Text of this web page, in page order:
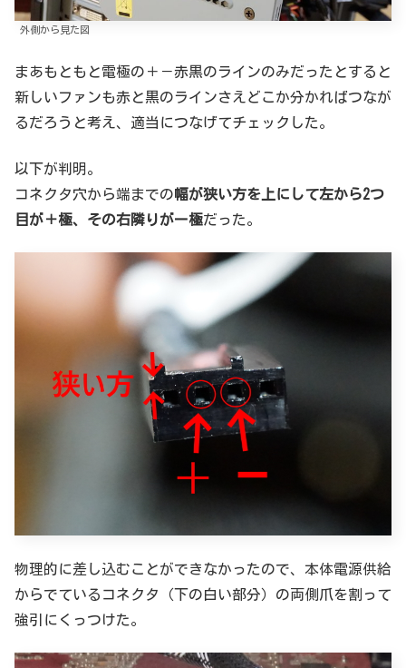
外側から見た図
まあもともと電極の＋－赤黒のラインのみだったとすると
新しいファンも赤と黒のラインさえどこか分かればつなが
るだろうと考え、適当につなげてチェックした。
以下が判明。
コネクタ穴から端までの幅が狭い方を上にして左から2つ
目が＋極、その右隣りがー極だった。
物理的に差し込むことができなかったので、本体電源供給
からでているコネクタ（下の白い部分）の両側爪を割って
強引にくっつけた。